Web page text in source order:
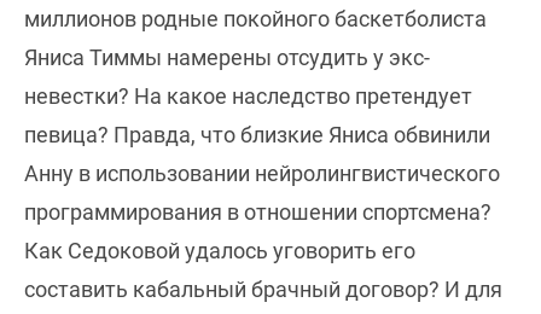
миллионов родные покойного баскетболиста
Яниса Тиммы намерены отсудить у экс-
невестки? На какое наследство претендует
певица? Правда, что близкие Яниса обвинили
Анну в использовании нейролингвистического
программирования в отношении спортсмена?
Как Седоковой удалось уговорить его
составить кабальный брачный договор? И для